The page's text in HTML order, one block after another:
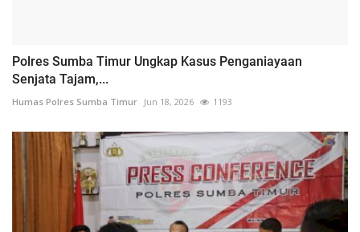
Polres Sumba Timur Ungkap Kasus Penganiayaan
Senjata Tajam,...
Humas Polres Sumba Timur Jun 18, 2026 1193